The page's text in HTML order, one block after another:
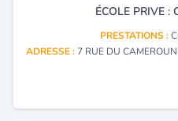
ÉCOLE PRIVE :
PRESTATIONS :
ADRESSE : 7 RUE DU